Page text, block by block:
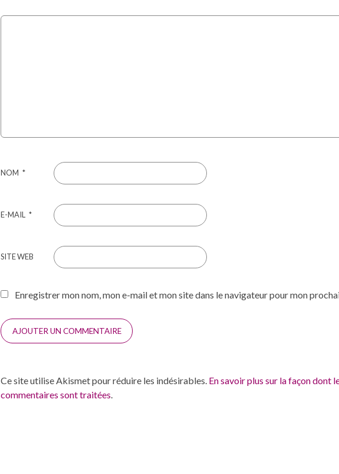
NOM *
E-MAIL *
SITE WEB
Enregistrer mon nom, mon e-mail et mon site dans le navigateur pour mon
Ce site utilise Akismet pour réduire les indésirables. En savoir plus sur la façon dont
commentaires sont traitées.